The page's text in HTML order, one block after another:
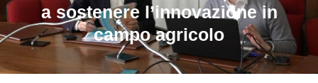
a sostenere l’innovazione in
campo agricolo